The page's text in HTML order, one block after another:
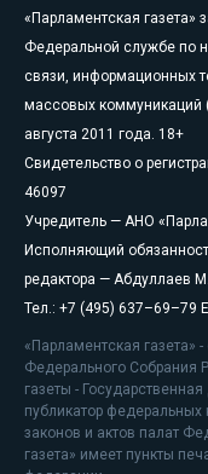
«Парламентская газета»
Федеральной службе по
связи, информационных
массовых коммуникаций
августа 2011 года. 18+
Свидетельство о
46097
Учредитель — АНО
Исполняющий
редактора — Абдуллаев
Тел.: +7 (495) 637–69–79
«Парламентская
Федерального Собрания
газеты -
публикатор
законов и актов палат
газета» имеет пункты